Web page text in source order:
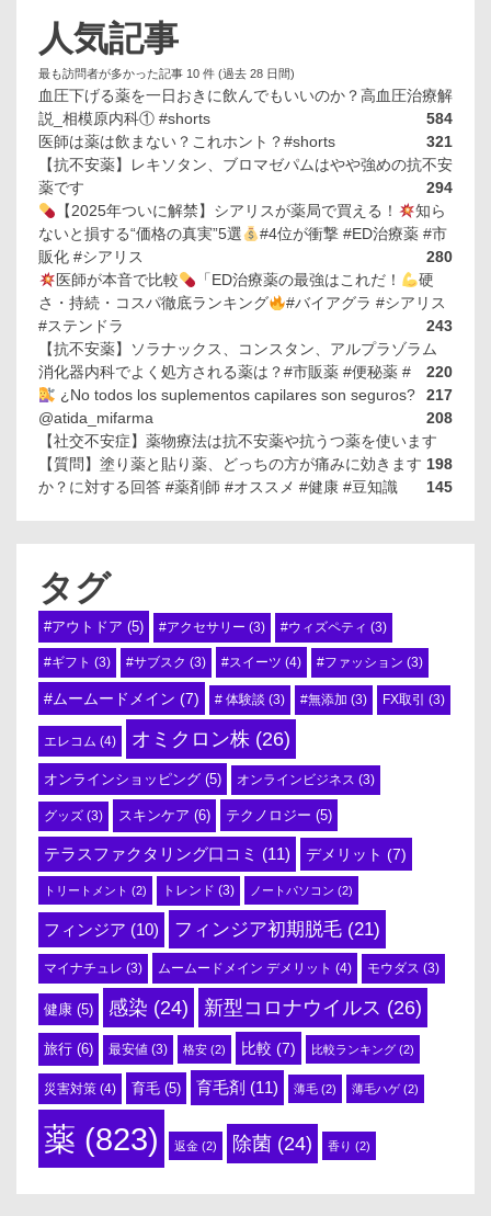
人気記事
最も訪問者が多かった記事 10 件 (過去 28 日間)
血圧下げる薬を一日おきに飲んでもいいのか？高血圧治療解
説_相模原内科① #shorts
584
医師は薬は飲まない？これホント？#shorts
321
【抗不安薬】レキソタン、ブロマゼパムはやや強めの抗不安
薬です
294
【2025年ついに解禁】シアリスが薬局で買える！
知ら
ないと損する“価格の真実”5選
#4位が衝撃 #ED治療薬 #市
販化 #シアリス
280
医師が本音で比較
「ED治療薬の最強はこれだ！
硬
さ・持続・コスパ徹底ランキング
#バイアグラ #シアリス
#ステンドラ
243
【抗不安薬】ソラナックス、コンスタン、アルプラゾラム
220
消化器内科でよく処方される薬は？#市販薬 #便秘薬 #
217
¿No todos los suplementos capilares son seguros?
@atida_mifarma
208
【社交不安症】薬物療法は抗不安薬や抗うつ薬を使います
198
【質問】塗り薬と貼り薬、どっちの方が痛みに効きます
か？に対する回答 #薬剤師 #オススメ #健康 #豆知識
145
タグ
#アウトドア (5) #アクセサリー (3) #ウィズペティ (3)
#ギフト (3) #サブスク (3) #スイーツ (4) #ファッション (3)
#ムームードメイン (7) # 体験談 (3) #無添加 (3) FX取引 (3)
エレコム (4) オミクロン株 (26)
オンラインショッピング (5) オンラインビジネス (3)
グッズ (3) スキンケア (6) テクノロジー (5)
テラスファクタリング口コミ (11) デメリット (7)
トリートメント (2) トレンド (3) ノートパソコン (2)
フィンジア (10) フィンジア初期脱毛 (21)
マイナチュレ (3) ムームードメイン デメリット (4) モウダス (3)
健康 (5) 感染 (24) 新型コロナウイルス (26)
旅行 (6) 最安値 (3) 格安 (2) 比較 (7) 比較ランキング (2)
災害対策 (4) 育毛 (5) 育毛剤 (11) 薄毛 (2) 薄毛ハゲ(2)
薬 (823) 返金 (2) 除菌 (24) 香り (2)